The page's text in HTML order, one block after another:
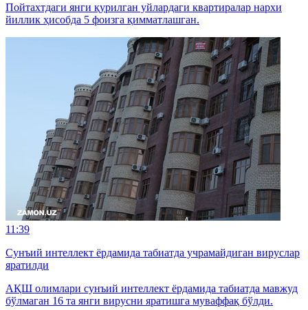
Пойтахтдаги янги қурилган уйлардаги квартиралар нархи
йиллик ҳисобда 5 фоизга қимматлашган.
11:39
Сунъий интеллект ёрдамида табиатда учрамайдиган вируслар
яратилди
АҚШ олимлари сунъий интеллект ёрдамида табиатда мавжуд
бўлмаган 16 та янги вирусни яратишга муваффақ бўлди.